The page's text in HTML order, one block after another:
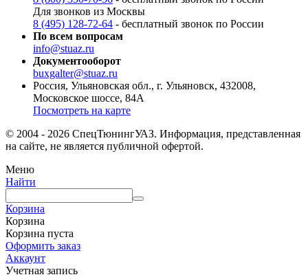
Для звонков из Москвы
8 (495) 128-72-64 - бесплатный звонок по России
По всем вопросам
info@stuaz.ru
Документооборот
buxgalter@stuaz.ru
Россия, Ульяновская обл., г. Ульяновск, 432008,
Московское шоссе, 84А
Посмотреть на карте
© 2004 - 2026 СпецТюнингУАЗ. Информация, представленная
на сайте, не является публичной офертой.
Меню
Найти
Корзина
Корзина
Корзина пуста
Оформить заказ
Аккаунт
Учетная запись